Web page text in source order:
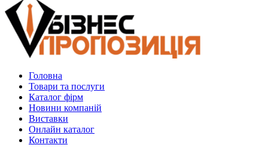
Головна
Товари та послуги
Каталог фірм
Новини компаній
Виставки
Онлайн каталог
Контакти